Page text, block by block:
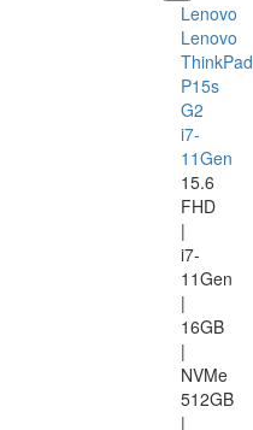
Lenovo
Lenovo
ThinkPad
P15s
G2
i7-
11Gen
15.6
FHD
|
i7-
11Gen
|
16GB
|
NVMe
512GB
|